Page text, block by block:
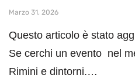
Marzo 31, 2026
Questo articolo è stato
Se cerchi un evento nel
Rimini e dintorni,…